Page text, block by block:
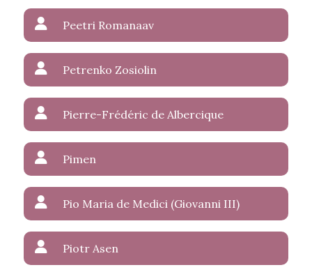
Peetri Romanaav
Petrenko Zosiolin
Pierre-Frédéric de Albercique
Pimen
Pio Maria de Medici (Giovanni III)
Piotr Asen